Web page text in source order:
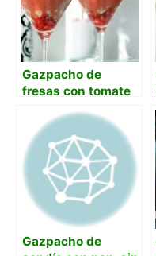
Gazpacho de
fresas con tomate
Gazpacho de